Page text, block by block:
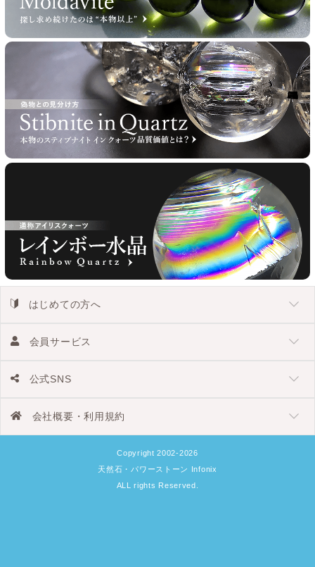
はじめての方へ
会員サービス
公式SNS
会社概要・利用規約
Copyright 2002-2026
天然石・パワーストーン Infonix
ALL rights Reserved.